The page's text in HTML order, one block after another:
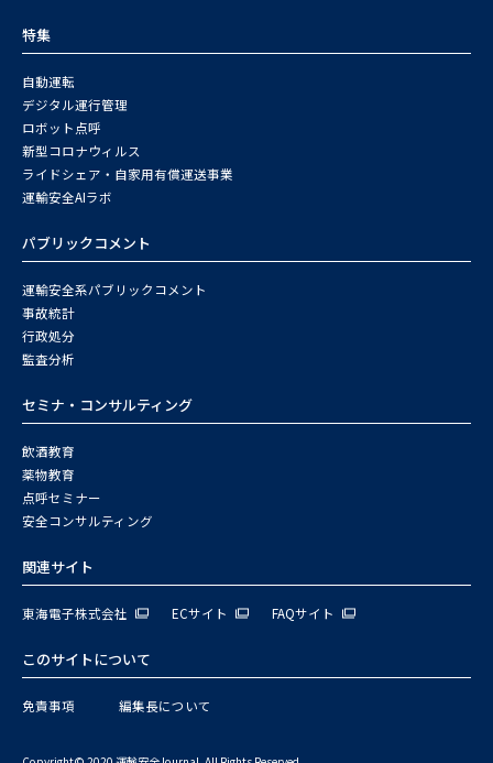
特集
自動運転
デジタル運行管理
ロボット点呼
新型コロナウィルス
ライドシェア・自家用有償運送事業
運輸安全AIラボ
パブリックコメント
運輸安全系パブリックコメント
事故統計
行政処分
監査分析
セミナ・コンサルティング
飲酒教育
薬物教育
点呼セミナー
安全コンサルティング
関連サイト
東海電子株式会社 ECサイト FAQサイト
このサイトについて
免責事項 編集長について